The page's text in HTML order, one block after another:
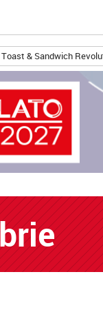
Toast & Sandwich